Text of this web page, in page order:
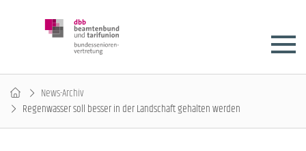
News-Archiv
Regenwasser soll besser in der Landschaft gehalten werden